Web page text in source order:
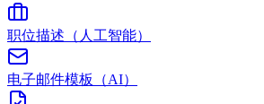
职位描述（人工智能）
电子邮件模板（AI）